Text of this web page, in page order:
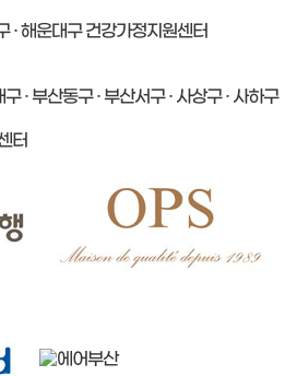
· 해운대구 건강가정지원센터
· 부산동구 · 부산서구 · 사상구 · 사하구
터